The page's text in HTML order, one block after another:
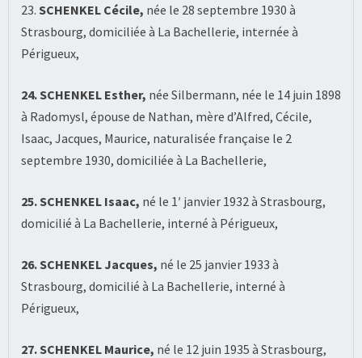
23. SCHENKEL Cécile, née le 28 septembre 1930 à
Strasbourg, domiciliée à La Bachellerie, internée à
Périgueux,
24. SCHENKEL Esther, née Silbermann, née le 14 juin 1898
à Radomysl, épouse de Nathan, mère d’Alfred, Cécile,
Isaac, Jacques, Maurice, naturalisée française le 2
septembre 1930, domiciliée à La Bachellerie,
25. SCHENKEL Isaac, né le 1′ janvier 1932 à Strasbourg,
domicilié à La Bachellerie, interné à Périgueux,
26. SCHENKEL Jacques, né le 25 janvier 1933 à
Strasbourg, domicilié à La Bachellerie, interné à
Périgueux,
27. SCHENKEL Maurice, né le 12 juin 1935 à Strasbourg,